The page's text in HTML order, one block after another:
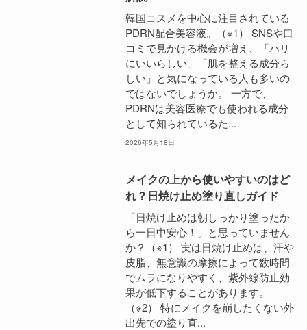
韓国コスメを中心に注目されている
PDRN配合美容液。（※1） SNSや口
コミで見かける機会が増え、「ハリ
にいいらしい」「肌を整える成分ら
しい」と気になっている人も多いの
ではないでしょうか。 一方で、
PDRNは美容医療でも使われる成分
として知られているた...
2026年5月18日
メイクの上から使いやすいのはど
れ？日焼け止め塗り直しガイド
「日焼け止めは朝しっかり塗ったか
ら一日中安心！」と思っていません
か？（※1） 実は日焼け止めは、汗や
皮脂、無意識の摩擦によって数時間
でムラになりやすく、紫外線防止効
果が低下することがあります。
（※2） 特にメイクを崩したくない外
出先での塗り直...